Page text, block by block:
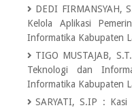
DEDI FIRMANSYAH,
Kelola Aplikasi
Informatika Kabupaten
TIGO MUSTAJAB, S.T.
Teknologi dan
Informatika Kabupaten
SARYATI, S.IP
: